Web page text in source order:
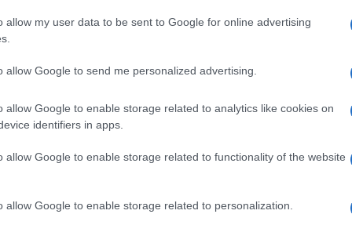
allow my user data to be sent to Google for online advertising
allow Google to send me personalized advertising.
allow Google to enable storage related to analytics like cookies on
identifiers in apps.
allow Google to enable storage related to functionality of the website
allow Google to enable storage related to personalization.
degna di nota al 21′, mentre la Svizzera ha
30′ e al 32′. Il match è rimasto
con entrambe le formazioni più attente a
La fase di studio si è protratta anche
la partita ha vissuto gli spunti più
alzato il volume offensivo: al 99′ Luis
testa sugli sviluppi di un corner, mentre
a Yann Sommer/Kobel (a seconda